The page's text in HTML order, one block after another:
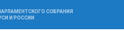
СОБРАНИЯ
И РОССИИ